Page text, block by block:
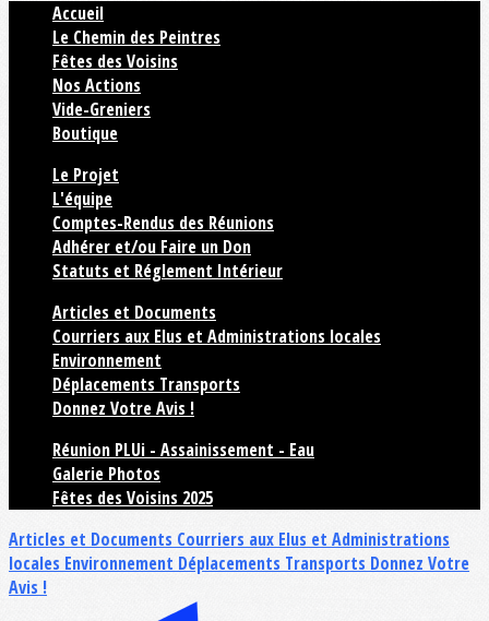
Accueil
Le Chemin des Peintres
Fêtes des Voisins
Nos Actions
Vide-Greniers
Boutique
Le Projet
L'équipe
Comptes-Rendus des Réunions
Adhérer et/ou Faire un Don
Statuts et Réglement Intérieur
Articles et Documents
Courriers aux Elus et Administrations locales
Environnement
Déplacements Transports
Donnez Votre Avis !
Réunion PLUi - Assainissement - Eau
Galerie Photos
Fêtes des Voisins 2025
Articles et Documents Courriers aux Elus et Administrations
locales Environnement Déplacements Transports Donnez Votre
Avis !